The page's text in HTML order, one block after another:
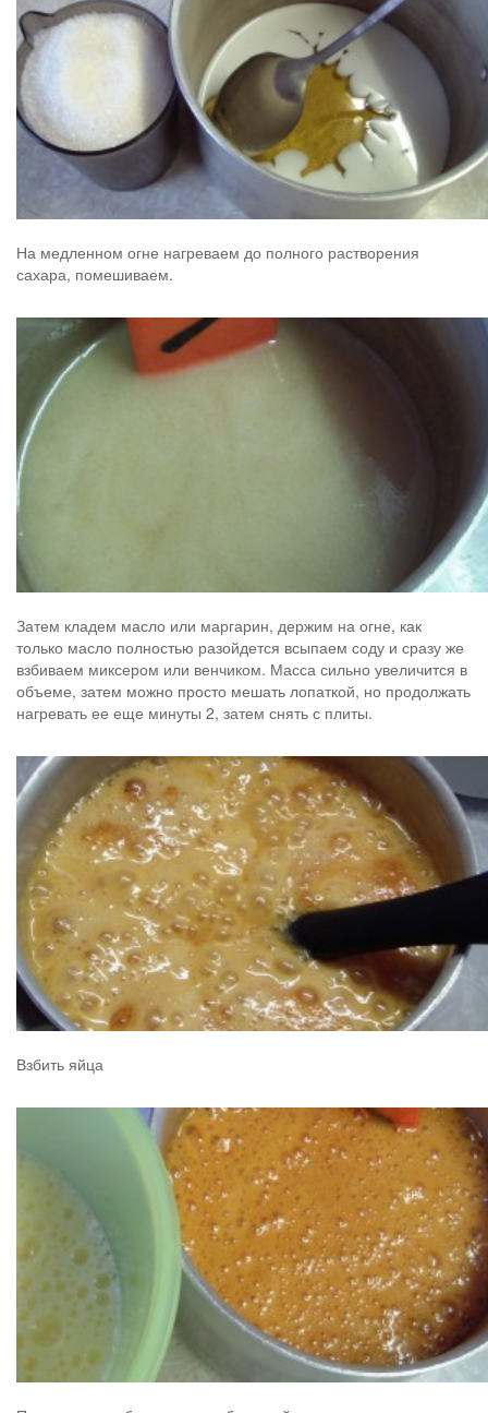
На медленном огне нагреваем до полного растворения
сахара, помешиваем.
Затем кладем масло или маргарин, держим на огне, как
только масло полностью разойдется всыпаем соду и сразу же
взбиваем миксером или венчиком. Масса сильно увеличится в
объеме, затем можно просто мешать лопаткой, но продолжать
нагревать ее еще минуты 2, затем снять с плиты.
Взбить яйца